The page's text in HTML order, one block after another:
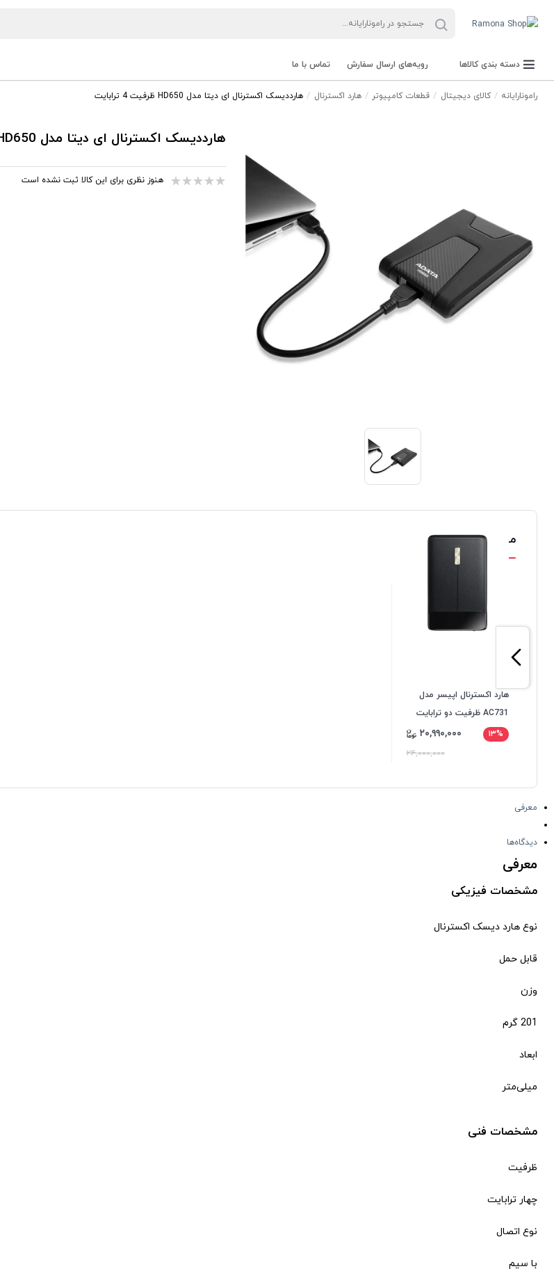
دسته بندی کالاها رویه‌های ارسال سفارش تماس با ما
رامونارایانه کالای دیجیتال قطعات کامپیوتر هارد اکسترنال هارددیسک اکسترنال ای دیتا مدل HD650 ظرفیت 4 ترابایت
هارددیسک اکسترنال ای دیتا مدل HD650 ظرفیت 4 ترابایت
هنوز نظری برای این کالا ثبت نشده است
محصولات مشابه
هارد اکسترنال اپیسر مدل
AC731 ظرفیت دو ترابایت
دارای رابط USB Type-A 3.1
هدیه+ارسال رایگان
۱۳% ۲۰,۹۹۰,۰۰۰
۲۴,۰۰۰,۰۰۰
معرفی
دیدگاه‌ها
معرفی
مشخصات فیزیکی
نوع هارد دیسک اکسترنال
قابل حمل
وزن
201 گرم
ابعاد
میلی‌متر
مشخصات فنی
ظرفیت
چهار ترابایت
نوع اتصال
با سیم